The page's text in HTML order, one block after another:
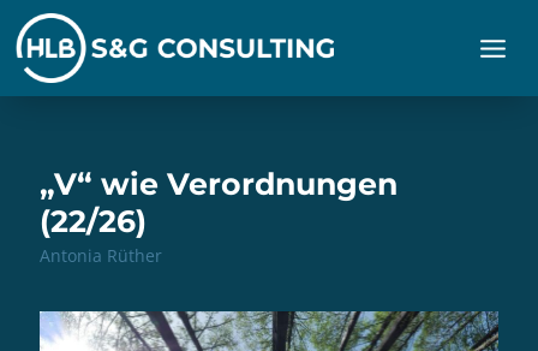
Zum
Inhalt
springen
„V“ wie Verordnungen
(22/26)
Antonia Rüther